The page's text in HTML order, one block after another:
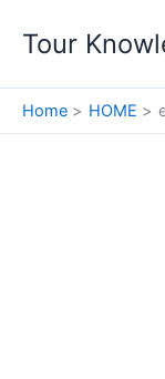
Tour
Home HOME